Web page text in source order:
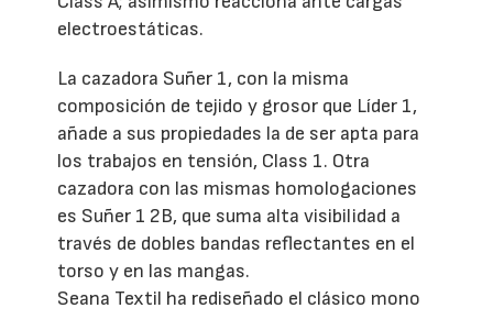
electroestáticas.
La cazadora Suñer 1, con la misma
composición de tejido y grosor que Líder 1,
añade a sus propiedades la de ser apta para
los trabajos en tensión, Class 1. Otra
cazadora con las mismas homologaciones
es Suñer 1 2B, que suma alta visibilidad a
través de dobles bandas reflectantes en el
torso y en las mangas.
Seana Textil ha rediseñado el clásico mono